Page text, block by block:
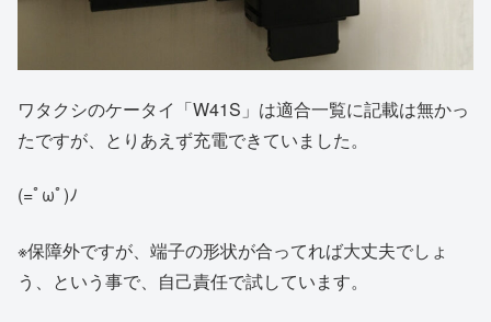
ワタクシのケータイ「W41S」は適合一覧に記載は無かっ
たですが、とりあえず充電できていました。
(=ﾟωﾟ)ﾉ
※保障外ですが、端子の形状が合ってれば大丈夫でしょ
う、という事で、自己責任で試しています。